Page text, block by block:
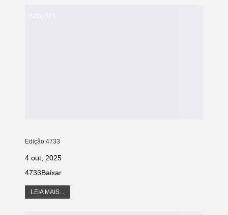
Edição 4733
4 out, 2025
4733Baixar
LEIA MAIS...